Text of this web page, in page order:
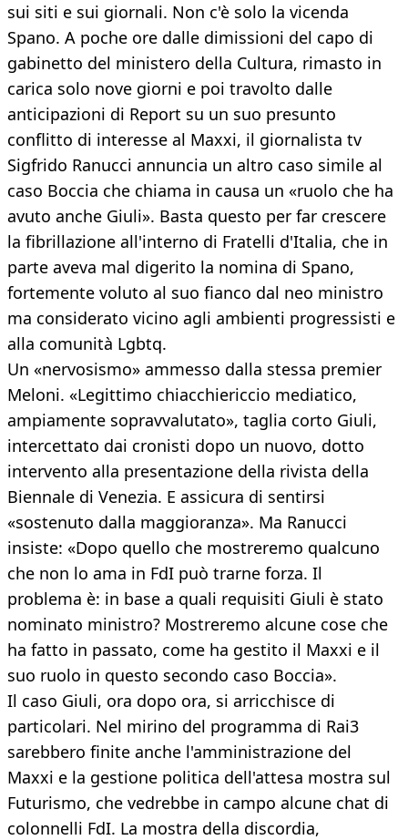
sui siti e sui giornali. Non c'è solo la vicenda
Spano. A poche ore dalle dimissioni del capo di
gabinetto del ministero della Cultura, rimasto in
carica solo nove giorni e poi travolto dalle
anticipazioni di Report su un suo presunto
conflitto di interesse al Maxxi, il giornalista tv
Sigfrido Ranucci annuncia un altro caso simile al
caso Boccia che chiama in causa un «ruolo che ha
avuto anche Giuli». Basta questo per far crescere
la fibrillazione all'interno di Fratelli d'Italia, che in
parte aveva mal digerito la nomina di Spano,
fortemente voluto al suo fianco dal neo ministro
ma considerato vicino agli ambienti progressisti e
alla comunità Lgbtq.
Un «nervosismo» ammesso dalla stessa premier
Meloni. «Legittimo chiacchiericcio mediatico,
ampiamente sopravvalutato», taglia corto Giuli,
intercettato dai cronisti dopo un nuovo, dotto
intervento alla presentazione della rivista della
Biennale di Venezia. E assicura di sentirsi
«sostenuto dalla maggioranza». Ma Ranucci
insiste: «Dopo quello che mostreremo qualcuno
che non lo ama in FdI può trarne forza. Il
problema è: in base a quali requisiti Giuli è stato
nominato ministro? Mostreremo alcune cose che
ha fatto in passato, come ha gestito il Maxxi e il
suo ruolo in questo secondo caso Boccia».
Il caso Giuli, ora dopo ora, si arricchisce di
particolari. Nel mirino del programma di Rai3
sarebbero finite anche l'amministrazione del
Maxxi e la gestione politica dell'attesa mostra sul
Futurismo, che vedrebbe in campo alcune chat di
colonnelli FdI. La mostra della discordia,